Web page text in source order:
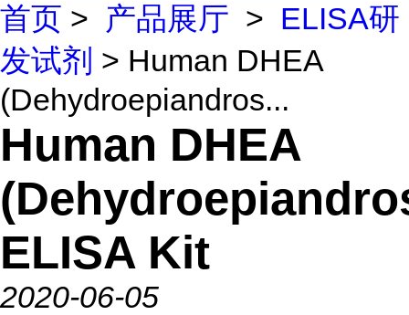
首页 > 产品展厅 > ELISA研
发试剂 > Human DHEA
(Dehydroepiandros...
Human DHEA
ELISA Kit
2020-06-05